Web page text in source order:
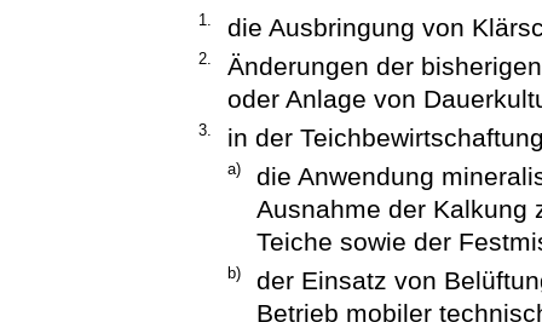
1. die Ausbringung von
2.
Änderungen der
oder Anlage von
3. in der
a)
die Anwendung
Ausnahme der Kalkung
Teiche sowie der
b)
der Einsatz von
Betrieb mobiler